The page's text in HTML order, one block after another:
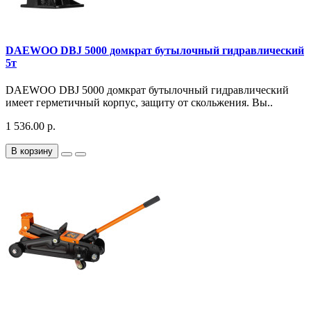
DAEWOO DBJ 5000 домкрат бутылочный гидравлический
5т
DAEWOO DBJ 5000 домкрат бутылочный гидравлический
имеет герметичный корпус, защиту от скольжения. Вы..
1 536.00 р.
В корзину